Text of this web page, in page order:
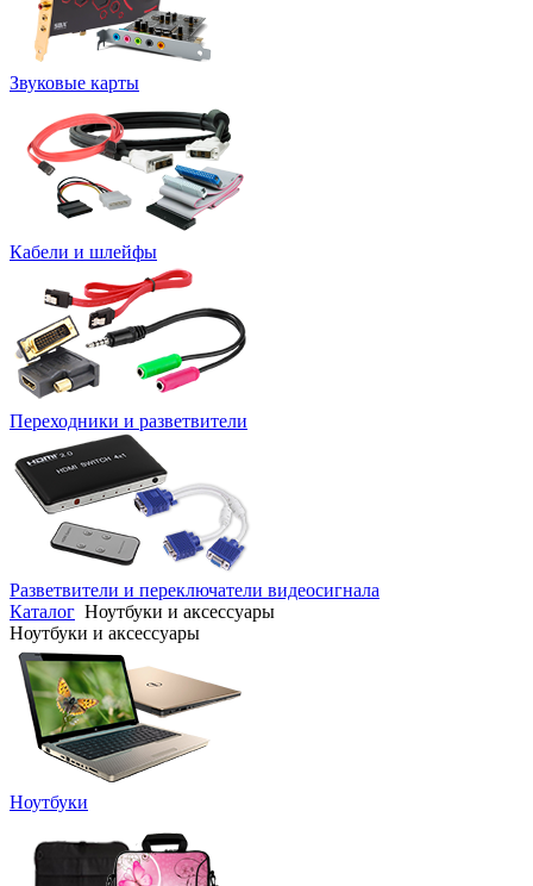
Звуковые карты
Кабели и шлейфы
Переходники и разветвители
Разветвители и переключатели видеосигнала
Каталог Ноутбуки и аксессуары
Ноутбуки и аксессуары
Ноутбуки